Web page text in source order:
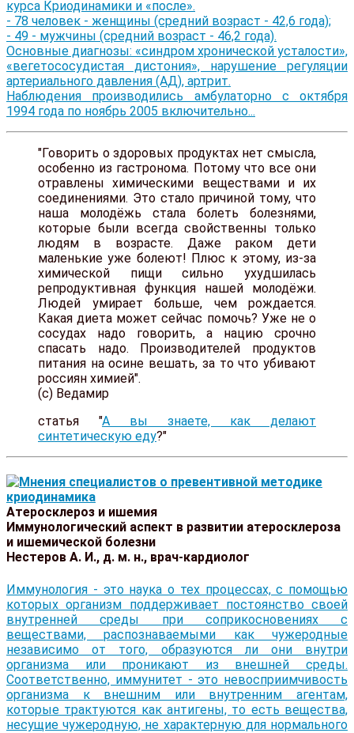
курса Криодинамики и «после».
- 78 человек - женщины (средний возраст - 42,6 года);
- 49 - мужчины (средний возраст - 46,2 года).
Основные диагнозы: «синдром хронической усталости»,
«вегетососудистая дистония», нарушение регуляции
артериального давления (АД), артрит.
Наблюдения производились амбулаторно с октября
1994 года по ноябрь 2005 включительно...
"Говорить о здоровых продуктах нет смысла,
особенно из гастронома. Потому что все они
отравлены химическими веществами и их
соединениями. Это стало причиной тому, что
наша молодёжь стала болеть болезнями,
которые были всегда свойственны только
людям в возрасте. Даже раком дети
маленькие уже болеют! Плюс к этому, из-за
химической пищи сильно ухудшилась
репродуктивная функция нашей молодёжи.
Людей умирает больше, чем рождается.
Какая диета может сейчас помочь? Уже не о
сосудах надо говорить, а нацию срочно
спасать надо. Производителей продуктов
питания на осине вешать, за то что убивают
россиян химией".
(с) Ведамир
статья "А вы знаете, как делают
синтетическую еду?"
Атеросклероз и ишемия
Иммунологический аспект в развитии атеросклероза
и ишемической болезни
Нестеров А. И., д. м. н., врач-кардиолог
Иммунология - это наука о тех процессах, с помощью
которых организм поддерживает постоянство своей
внутренней среды при соприкосновениях с
веществами, распознаваемыми как чужеродные
независимо от того, образуются ли они внутри
организма или проникают из внешней среды.
Соответственно, иммунитет - это невосприимчивость
организма к внешним или внутренним агентам,
которые трактуются как антигены, то есть вещества,
несущие чужеродную, не характерную для нормального